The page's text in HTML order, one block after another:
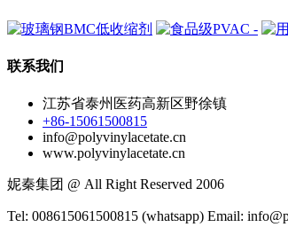
联系我们
江苏省泰州医药高新区野徐镇
+86-15061500815
info@polyvinylacetate.cn
www.polyvinylacetate.cn
妮秦集团 @ All Right Reserved 2006
Tel: 008615061500815 (whatsapp) Email: